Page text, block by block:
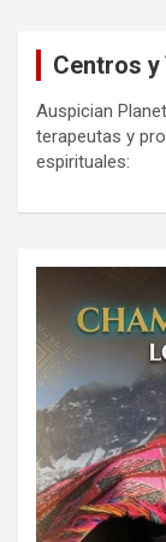
Centros
Auspician
terapeutas y
espirituales: